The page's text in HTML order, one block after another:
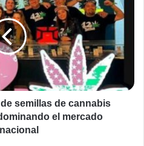
semillas de cannabis
el mercado